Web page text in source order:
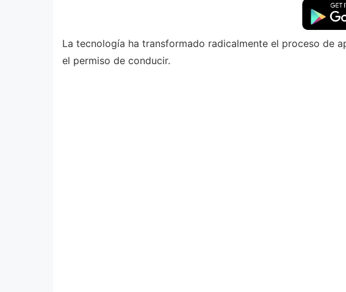
La tecnología ha transformado radicalmente el proceso de
el permiso de conducir.